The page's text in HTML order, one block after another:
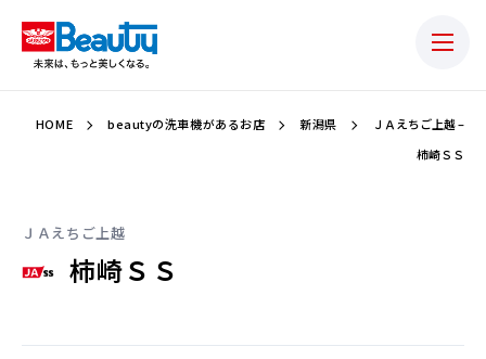
HOME beautyの洗車機があるお店 新潟県
ＪＡえちご上越 –
柿崎ＳＳ
ＪＡえちご上越
柿崎ＳＳ